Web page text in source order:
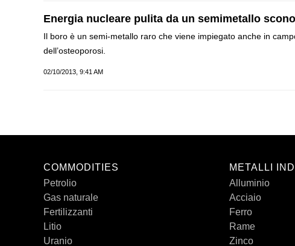
Energia nucleare pulita da un semimetallo
Il boro è un semi-metallo raro che viene impiegato anche in
dell’osteoporosi.
02/10/2013, 9:41 AM
COMMODITIES
Petrolio
Gas naturale
Fertilizzanti
Litio
Uranio
METALLI
Alluminio
Acciaio
Ferro
Rame
Zinco